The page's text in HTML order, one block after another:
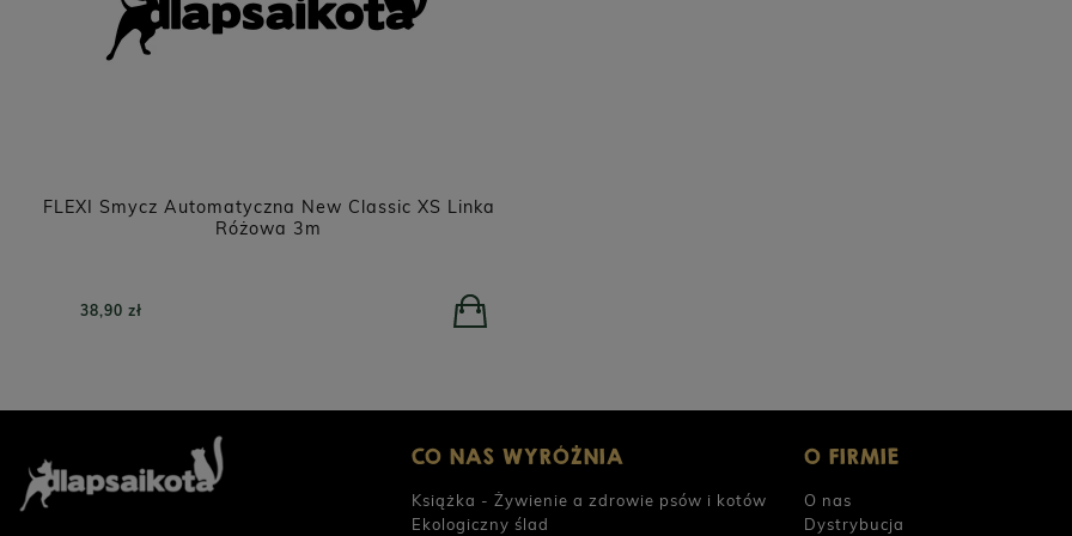
PERRO Jagnięcina z dynią dla psów dorosłych
800g
26,90 zł
POWIADOM O DOSTĘPNOŚCI
CO NAS WYRÓŻNIA
Książka - Żywienie a zdrowie psów i kotów
Ekologiczny ślad
O FIRMIE
O nas
Dystrybucja